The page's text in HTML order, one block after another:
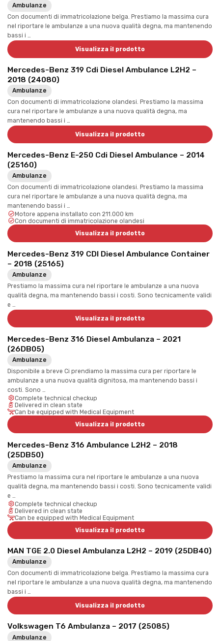
Ambulanze
Con documenti di immatricolazione belga. Prestiamo la massima cura
nel riportare le ambulanze a una nuova qualità degna, ma mantenendo
bassi i …
Visualizza il prodotto
Mercedes-Benz 319 Cdi Diesel Ambulance L2H2 –
2018 (24080)
Ambulanze
Con documenti di immatricolazione olandesi. Prestiamo la massima
cura nel riportare le ambulanze a una nuova qualità degna, ma
mantenendo bassi i …
Visualizza il prodotto
Mercedes-Benz E-250 Cdi Diesel Ambulance – 2014
(25160)
Ambulanze
Con documenti di immatricolazione olandesi. Prestiamo la massima
cura nel riportare le ambulanze a una nuova qualità degna, ma
mantenendo bassi i …
Motore appena installato con 211.000 km
Con documenti di immatricolazione olandesi
Visualizza il prodotto
Mercedes-Benz 319 CDI Diesel Ambulance Container
– 2018 (25165)
Ambulanze
Prestiamo la massima cura nel riportare le ambulanze a una nuova
qualità degna, ma mantenendo bassi i costi. Sono tecnicamente validi
e …
Visualizza il prodotto
Mercedes-Benz 316 Diesel Ambulanza – 2021
(26DB05)
Ambulanze
Disponibile a breve Ci prendiamo la massima cura per riportare le
ambulanze a una nuova qualità dignitosa, ma mantenendo bassi i
costi. Sono …
Complete technical checkup
Delivered in clean state
Can be equipped with Medical Equipment
Visualizza il prodotto
Mercedes-Benz 316 Ambulance L2H2 – 2018
(25DB50)
Ambulanze
Prestiamo la massima cura nel riportare le ambulanze a una nuova
qualità degna, ma mantenendo bassi i costi. Sono tecnicamente validi
e …
Complete technical checkup
Delivered in clean state
Can be equipped with Medical Equipment
Visualizza il prodotto
MAN TGE 2.0 Diesel Ambulanza L2H2 – 2019 (25DB40)
Ambulanze
Con documenti di immatricolazione belga. Prestiamo la massima cura
nel riportare le ambulanze a una nuova qualità degna, ma mantenendo
bassi i …
Visualizza il prodotto
Volkswagen T6 Ambulanza – 2017 (25085)
Ambulanze